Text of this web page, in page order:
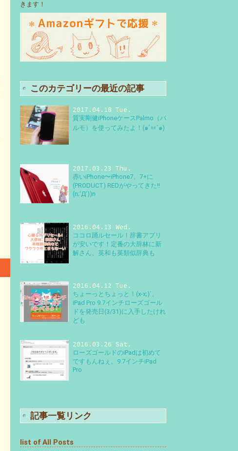
きます！
このカテゴリーの最近の記事
2017.04.18 Tue.
質実剛健iPhoneケースPalmo（パ
ルモ）を使ってみたよ！(๑´ㅂ`๑)
2017.03.23 Thu.
赤いiPhone〜iPhone7、7+に
(PRODUCT) REDがやってきた!!
(n;‘Д‘))n
2016.04.13 Wed.
ココロ踊ルセール！辞書アプリ
が安いです！定番の大辞林に新
解さん、英和も英類似辞典も
2016.04.12 Tue.
ちょーっとちょっと！(x-x;)`、
iPad Pro 9.7インチローズゴール
ドを発売日(3/31)に入手したけれ
ども
2016.03.26 Sat.
ローズゴールドのiPadは初めて
ですもんねぇ。9.7インチiPad
Pro
記事一覧リンク
list of All Posts